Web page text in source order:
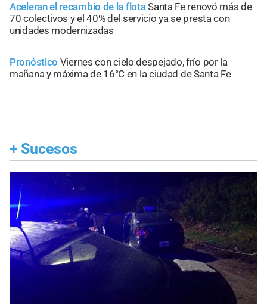
Aceleran el recambio de la flotaSanta Fe renovó más de
70 colectivos y el 40% del servicio ya se presta con
unidades modernizadas
Pronóstico Viernes con cielo despejado, frío por la
mañana y máxima de 16°C en la ciudad de Santa Fe
+ Sucesos